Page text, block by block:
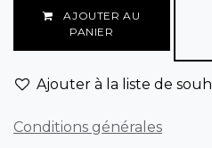
AJOUTER AU
PANIER
Ajouter à la liste de
Conditions générales